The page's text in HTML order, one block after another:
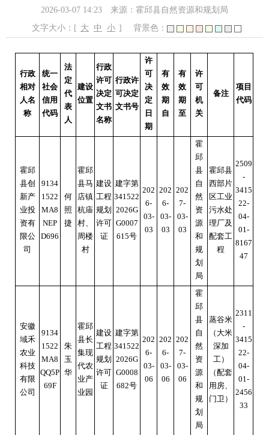
2026-03-07 14:23
来源：霍邱县自然资源和规划局
文字大小：[ 大 中 小 ] 背景色：
行政
相对
人名
称
统一
社会
信用
代码
法
定
代
表
人
建设
位置
行政
许可
决定
文书
名称
行政许
可决定
文书号
许
可
决
定
日
期
有
效
期
自
有
效
期
至
许
可
机
关
备注
项目
代码
霍邱
县创
新产
业投
资有
限公
司
9134
1522
MA8
NEP
D696
何
照
捷
霍邱
县马
店镇
杭庙
村、
周楼
村
建设
工程
规划
许可
证
建字第
341522
2026G
G0007
615号
202
6-
03-
03
202
6-
03-
03
202
7-
03-
03
霍
邱
县
自
然
资
源
和
规
划
局
霍邱县
西部片
区工业
污水处
理厂及
配套工
程
2509
-
3415
22-
04-
01-
8167
47
安徽
域禾
农业
科技
有限
公司
9134
1522
MA8
QQ5P
69F
朱
玉
华
霍邱
县长
集现
代农
业产
业园
建设
工程
规划
许可
证
建字第
341522
2026G
G0008
682号
202
6-
03-
06
202
6-
03-
06
202
7-
03-
06
霍
邱
县
自
然
资
源
和
规
划
局
蒸谷米
（大米
深加
工）
（配套
用房、
门卫）
2311
-
3415
22-
04-
01-
2456
33